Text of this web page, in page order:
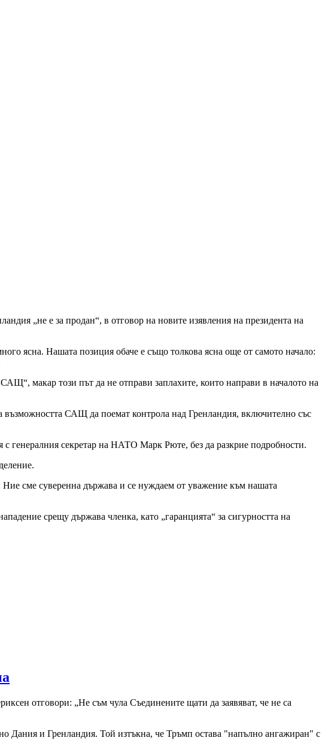
„не е за продан“, в отговор на новите изявления на президента на
ясна. Нашата позиция обаче е също толкова ясна още от самото начало:
макар този път да не отправи заплахите, които направи в началото на
възможността САЩ да поемат контрола над Гренландия, включително със
с генералния секретар на НАТО Марк Рюте, без да разкрие подробности.
сме суверенна държава и се нуждаем от уважение към нашата
срещу държава членка, като „гаранцията“ за сигурността на
отговори: „Не съм чула Съединените щати да заявяват, че не са
Дания и Гренландия. Той изтъкна, че Тръмп остава "напълно ангажиран" с